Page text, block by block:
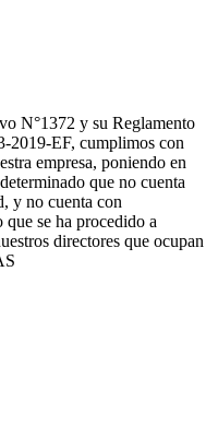
N°1372 y su Reglamento
2019-EF, cumplimos con
empresa, poniendo en
que no cuenta
y no cuenta con
se ha procedido a
directores que ocupan